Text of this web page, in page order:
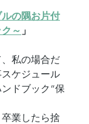
の隅お片付
～ 」
、私の場合だ
ケジュール
ドブック”保
業したら捨